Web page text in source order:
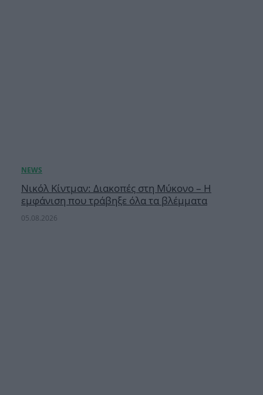
Νικόλ Κίντμαν: Διακοπές στη Μύκονο – Η
εμφάνιση που τράβηξε όλα τα βλέμματα
05.08.2026